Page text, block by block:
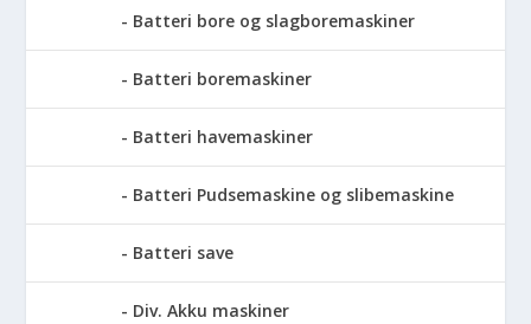
Batteri bore og slagboremaskiner
Batteri boremaskiner
Batteri havemaskiner
Batteri Pudsemaskine og slibemaskine
Batteri save
Div. Akku maskiner